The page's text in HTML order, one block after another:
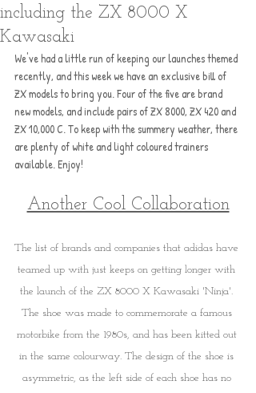
including the ZX 8000 X
Kawasaki
We've had a little run of keeping our launches themed
recently, and this week we have an exclusive bill of
ZX models to bring you. Four of the five are brand
new models, and include pairs of ZX 8000, ZX 420 and
ZX 10,000 C. To keep with the summery weather, there
are plenty of white and light coloured trainers
available. Enjoy!
Another Cool Collaboration
The list of brands and companies that adidas have
teamed up with just keeps on getting longer with
the launch of the ZX 8000 X Kawasaki 'Ninja'.
The shoe was made to commemorate a famous
motorbike from the 1980s, and has been kitted out
in the same colourway. The design of the shoe is
asymmetric, as the left side of each shoe has no